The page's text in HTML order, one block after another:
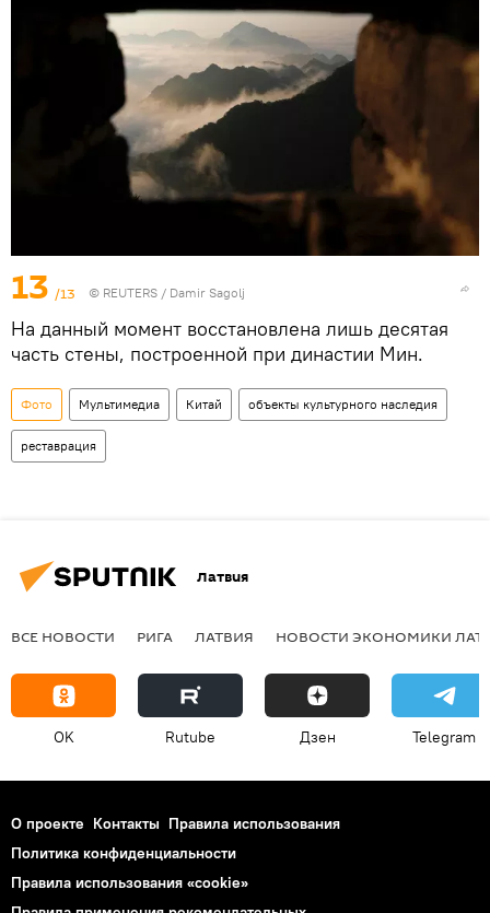
13 /13 © REUTERS / Damir Sagolj
На данный момент восстановлена лишь десятая
часть стены, построенной при династии Мин.
Фото Мультимедиа Китай объекты культурного наследия
реставрация
Латвия
ВСЕ НОВОСТИ РИГА ЛАТВИЯ НОВОСТИ ЭКОНОМИКИ
OK Rutube Дзен Telegram
О проекте Контакты Правила использования
Политика конфиденциальности
Правила использования «cookie»